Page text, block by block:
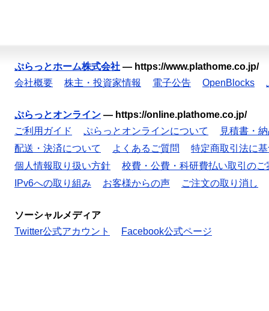
ぷらっとホーム株式会社 — https://www.plathome.co.jp/
会社概要
株主・投資家情報 電子公告 OpenBlocks
ぷらっとオンライン — https://online.plathome.co.jp/
ご利用ガイド
ぷらっとオンラインについて
見積書・
配送・決済について
よくあるご質問
特定商取引法に
個人情報取り扱い方針
校費・公費・科研費払い取引のご
IPv6への取り組み
お客様からの声 ご注文の取り消し
ソーシャルメディア
Twitter公式アカウント
Facebook公式ページ